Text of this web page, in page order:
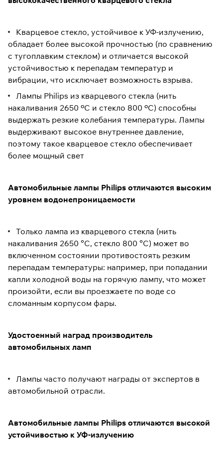
Кварцевое стекло, устойчивое к УФ-излучению,
обладает более высокой прочностью (по сравнению
с тугоплавким стеклом) и отличается высокой
устойчивостью к перепадам температур и
вибрации, что исключает возможность взрыва.
Лампы Philips из кварцевого стекла (нить
накаливания 2650 ºC и стекло 800 ºC) способны
выдержать резкие колебания температуры. Лампы
выдерживают высокое внутреннее давление,
поэтому такое кварцевое стекло обеспечивает
более мощный свет
Автомобильные лампы Philips отличаются высоким
уровнем водонепроницаемости
Только лампа из кварцевого стекла (нить
накаливания 2650 °C, стекло 800 °C) может во
включенном состоянии противостоять резким
перепадам температуры: например, при попадании
капли холодной воды на горячую лампу, что может
произойти, если вы проезжаете по воде со
сломанным корпусом фары.
Удостоенный наград производитель
автомобильных ламп
Лампы часто получают награды от экспертов в
автомобильной отрасли.
Автомобильные лампы Philips отличаются высокой
устойчивостью к УФ-излучению